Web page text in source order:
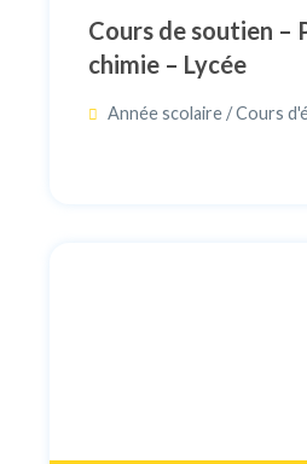
Cours de soutien –
chimie – Lycée
Année scolaire / Cours